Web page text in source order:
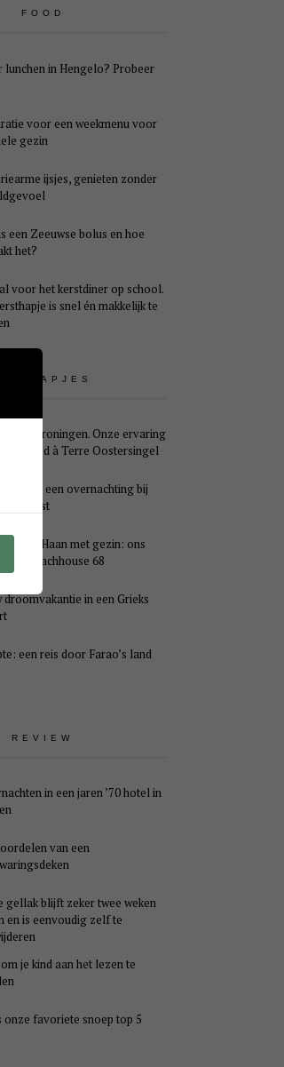
FOOD
lunchen in Hengelo? Probeer
voor een weekmenu voor
gezin
ijsjes, genieten zonder
een Zeeuwse bolus en hoe
het?
voor het kerstdiner op school.
is snel én makkelijk te
Groningen. Onze ervaring
Pied à Terre Oostersingel
van een overnachting bij
Landlust
De Haan met gezin: ons
in Beachhouse 68
droomvakantie in een Grieks
een reis door Farao’s land
REVIEW
in een jaren ’70 hotel in
van een
gellak blijft zeker twee weken
en is eenvoudig zelf te
je kind aan het lezen te
onze favoriete snoep top 5